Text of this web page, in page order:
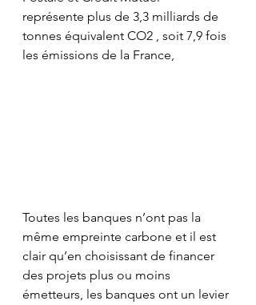
représente plus de 3,3 milliards de
tonnes équivalent CO2 , soit 7,9 fois
les émissions de la France,
Toutes les banques n’ont pas la
même empreinte carbone et il est
clair qu’en choisissant de financer
des projets plus ou moins
émetteurs, les banques ont un levier